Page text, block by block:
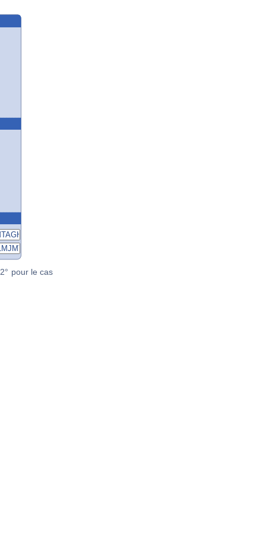
pour le cas